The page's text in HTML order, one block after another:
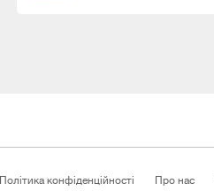
Політика конфіденційності Про нас